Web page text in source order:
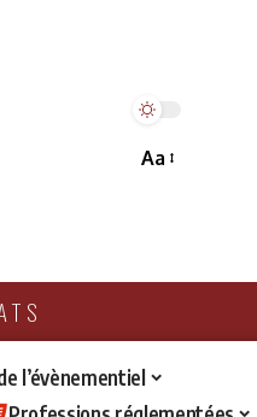
Aa
l’évènementiel